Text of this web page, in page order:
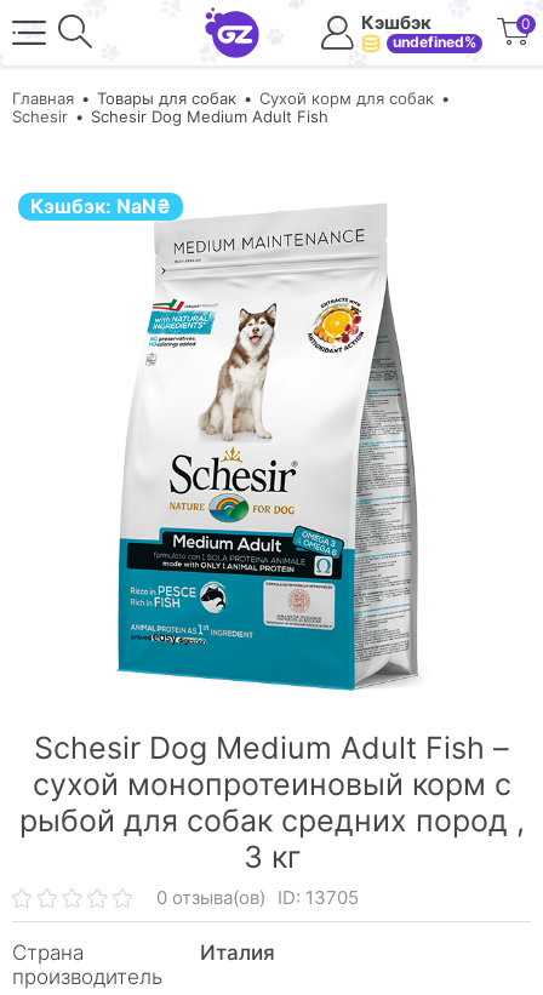
Кэшбэк
undefined%
0
Главная Товары для собак
Сухой корм для собак
Schesir
Schesir Dog Medium Adult Fish
Кэшбэк: NaN₴
Schesir Dog Medium Adult Fish –
сухой монопротеиновый корм с
рыбой для собак cредних пород ,
3 кг
0 отзыва(ов) ID: 13705
Страна
производитель
Италия